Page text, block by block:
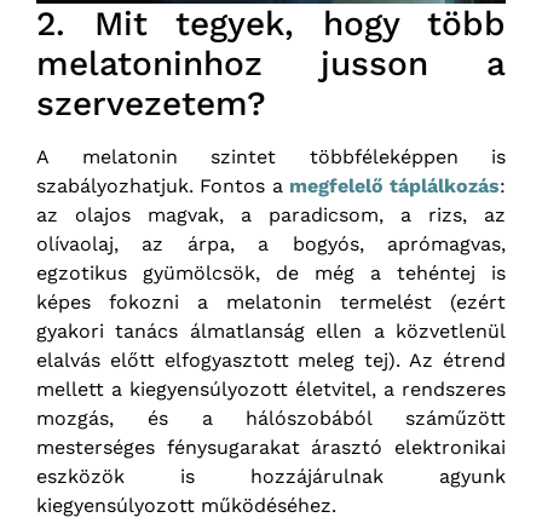
2. Mit tegyek, hogy több
melatoninhoz jusson a
szervezetem?
A melatonin szintet többféleképpen is
szabályozhatjuk. Fontos a megfelelő táplálkozás:
az olajos magvak, a paradicsom, a rizs, az
olívaolaj, az árpa, a bogyós, aprómagvas,
egzotikus gyümölcsök, de még a tehéntej is
képes fokozni a melatonin termelést (ezért
gyakori tanács álmatlanság ellen a közvetlenül
elalvás előtt elfogyasztott meleg tej). Az étrend
mellett a kiegyensúlyozott életvitel, a rendszeres
mozgás, és a hálószobából száműzött
mesterséges fénysugarakat árasztó elektronikai
eszközök is hozzájárulnak agyunk
kiegyensúlyozott működéséhez.